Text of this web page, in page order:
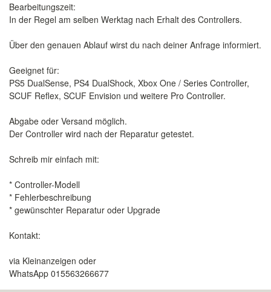
Bearbeitungszeit:
In der Regel am selben Werktag nach Erhalt des Controllers.
Über den genauen Ablauf wirst du nach deiner Anfrage informiert.
Geeignet für:
PS5 DualSense, PS4 DualShock, Xbox One / Series Controller,
SCUF Reflex, SCUF Envision und weitere Pro Controller.
Abgabe oder Versand möglich.
Der Controller wird nach der Reparatur getestet.
Schreib mir einfach mit:
* Controller-Modell
* Fehlerbeschreibung
* gewünschter Reparatur oder Upgrade
Kontakt:
via Kleinanzeigen oder
WhatsApp 015563266677